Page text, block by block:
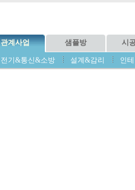
관계사업 샘플방 시
전기&통신&소방 설계&감리 인